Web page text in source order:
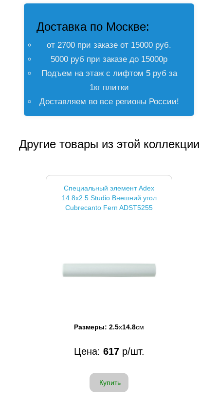
Доставка по Москве:
от 2700 при заказе от 15000 руб.
5000 руб при заказе до 15000р
Подъем на этаж с лифтом 5 руб за
1кг плитки
Доставляем во все регионы России!
Другие товары из этой коллекции
Специальный элемент Adex
14.8x2.5 Studio Внешний угол
Cubrecanto Fern ADST5255
Размеры: 2.5x14.8см
Цена: 617р/шт.
Купить